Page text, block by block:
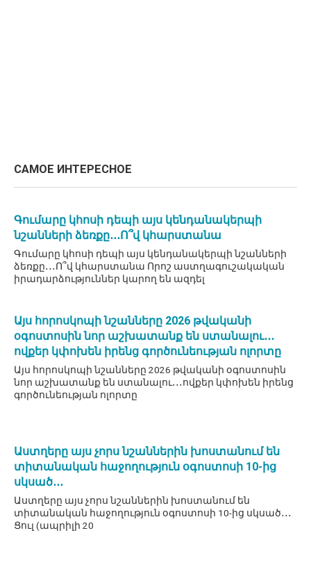
САМОЕ ИНТЕРЕСНОЕ
Գումարը կհոսի դեպի այս կենդանակերպի
նշանների ձեռքը․․․Ո՞վ կհարստանա
Գումարը կհոսի դեպի այս կենդանակերպի նշանների
ձեռքը․․․Ո՞վ կհարստանա Որոշ աստղագուշակական
իրադարձություններ կարող են ազդել
Այս հորոսկոպի նշանները 2026 թվականի
օգոստոսին նոր աշխատանք են ստանալու․․․
ովքեր կփոխեն իրենց գործունեության ոլորտը
Այս հորոսկոպի նշանները 2026 թվականի օգոստոսին
նոր աշխատանք են ստանալու․․․ովքեր կփոխեն իրենց
գործունեության ոլորտը
Աստղերը այս չորս նշաններին խոստանում են
տիտանական հաջողություն օգոստոսի 10-ից
սկսած․․․
Աստղերը այս չորս նշաններին խոստանում են
տիտանական հաջողություն օգոստոսի 10-ից սկսած․․․
Ցուլ (ապրիլի 20